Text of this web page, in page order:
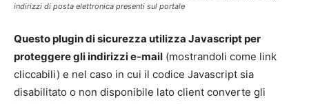
indirizzi di posta elettronica presenti sul portale
Questo plugin di sicurezza utilizza Javascript per
proteggere gli indirizzi e-mail (mostrandoli come link
cliccabili) e nel caso in cui il codice Javascript sia
disabilitato o non disponibile lato client converte gli